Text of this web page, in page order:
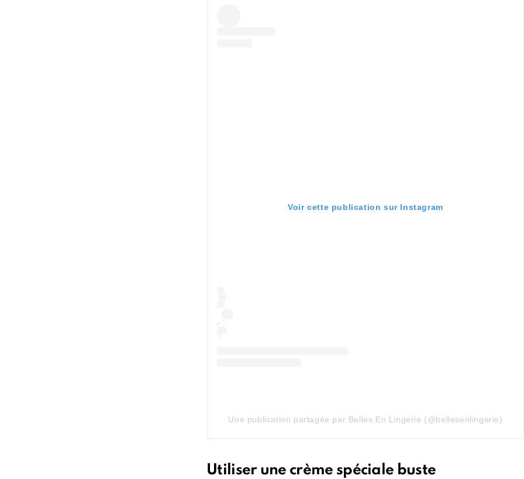
Voir cette publication sur Instagram
Une publication partagée par Belles En Lingerie (@bellesenlingerie)
Utiliser une crème spéciale buste